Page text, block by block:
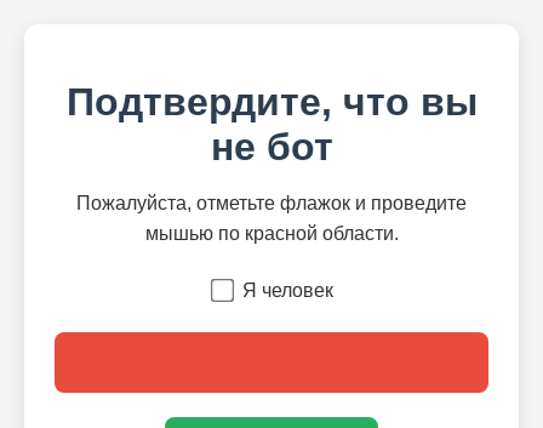
Подтвердите, что вы
не бот
Пожалуйста, отметьте флажок и проведите
мышью по красной области.
Я человек